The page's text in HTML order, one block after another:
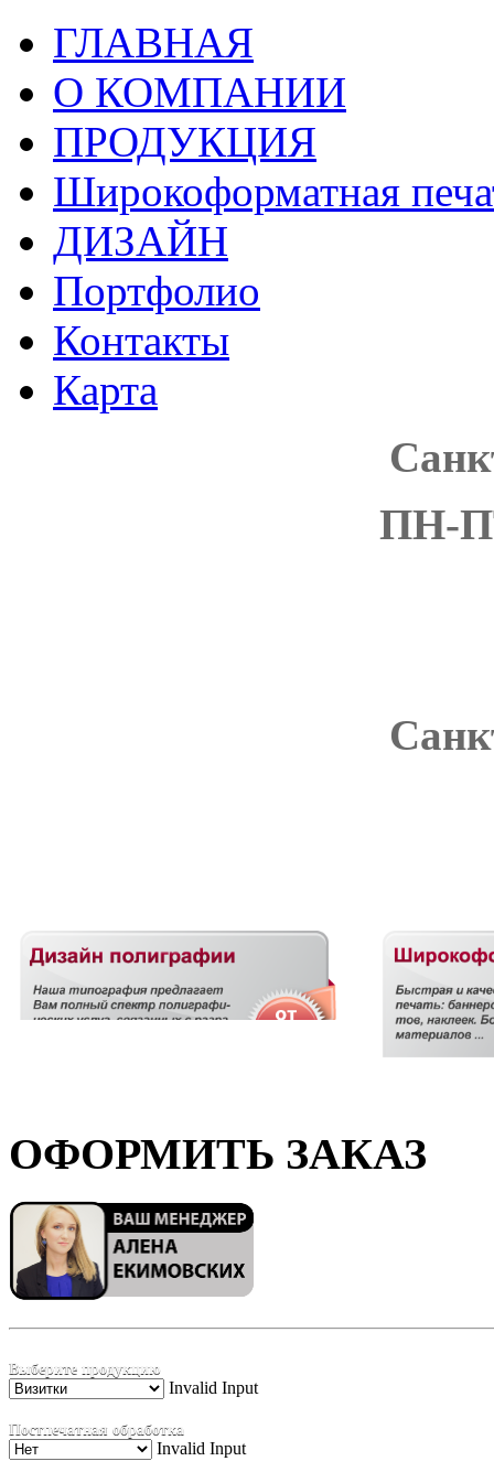
ГЛАВНАЯ
О КОМПАНИИ
ПРОДУКЦИЯ
Широкоформатная
ДИЗАЙН
Портфолио
Контакты
Карта
ПН-
ОФОРМИТЬ ЗАКАЗ
Выберите продукцию
Invalid Input
Постпечатная обработка
Invalid Input